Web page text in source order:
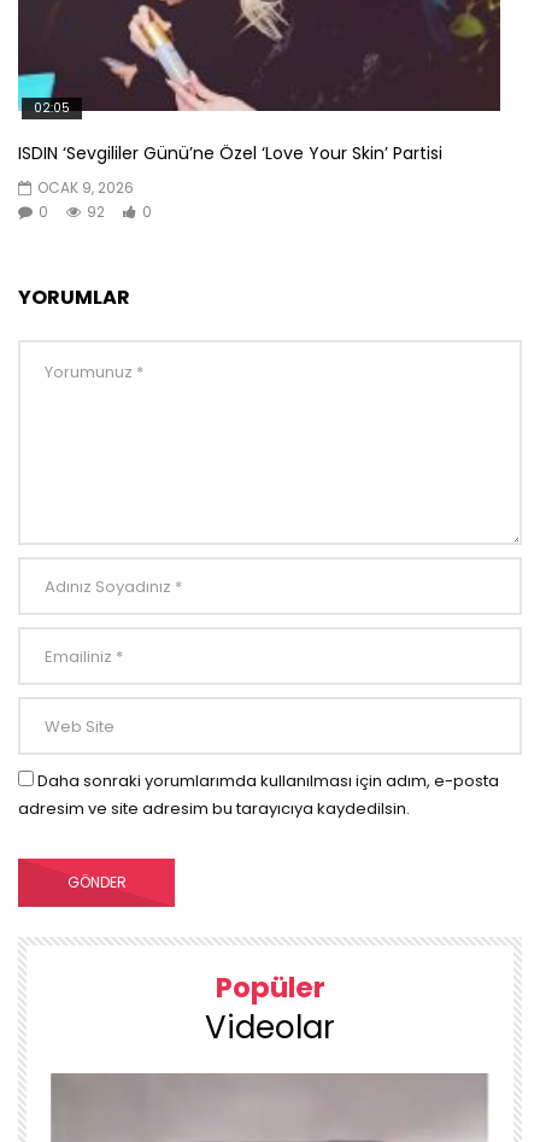
02:05
ISDIN ‘Sevgililer Günü’ne Özel ‘Love Your Skin’ Partisi
OCAK 9, 2026
0
92 0
YORUMLAR
Daha sonraki yorumlarımda kullanılması için adım, e-posta
adresim ve site adresim bu tarayıcıya kaydedilsin.
Popüler
Videolar